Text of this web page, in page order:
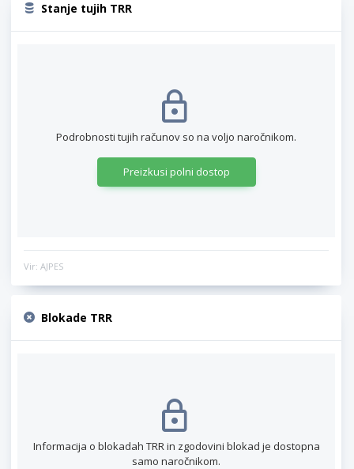
Stanje tujih TRR
Podrobnosti tujih računov so na voljo naročnikom.
Preizkusi polni dostop
Vir: AJPES
Blokade TRR
Informacija o blokadah TRR in zgodovini blokad je dostopna
samo naročnikom.